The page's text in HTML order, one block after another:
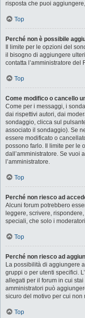
risposta che puoi
Top
Perché non è possibile
Il limite per le opzioni del
il bisogno di aggiungere
contatta l’amministratore del
Top
Come modifico o cancello
Come per i messaggi, i
dai rispettivi autori, dai
sondaggio, clicca sul
associato il sondaggio). Se
essere modificato o
possono farlo. Il limite per le
dall’amministratore. Se vuoi
l’amministratore.
Top
Perché non riesco ad
Alcuni forum potrebbero
leggere, scrivere,
speciali, che solo i
Top
Perché non riesco ad
La possibilità di aggiungere
gruppi o per utenti specifici.
allegati per il forum in cui
amministratori può
sicuro del motivo per cui
Top